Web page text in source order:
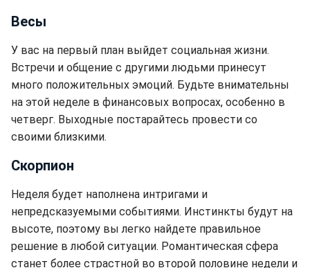
Весы
У вас на первый план выйдет социальная жизни.
Встречи и общение с другими людьми принесут
много положительных эмоций. Будьте внимательны
на этой неделе в финансовых вопросах, особенно в
четверг. Выходные постарайтесь провести со
своими близкими.
Скорпион
Неделя будет наполнена интригами и
непредсказуемыми событиями. Инстинкты будут на
высоте, поэтому вы легко найдете правильное
решение в любой ситуации. Романтическая сфера
станет более страстной во второй половине недели и